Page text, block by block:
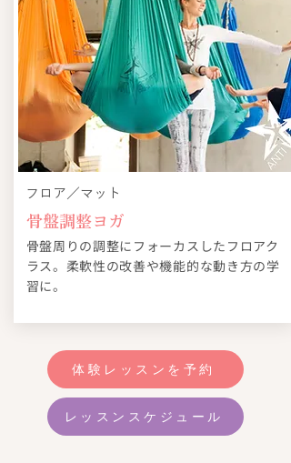
フロア／マット
骨盤調整ヨガ
骨盤周りの調整にフォーカスしたフロアク
ラス。柔軟性の改善や機能的な動き方の学
習に。​​
体験レッスンを予約
レッスンスケジュール